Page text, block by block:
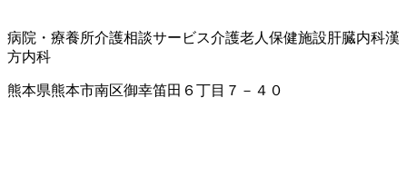
病院・療養所介護相談サービス介護老人保健施設肝臓内科漢
方内科
熊本県熊本市南区御幸笛田６丁目７－４０